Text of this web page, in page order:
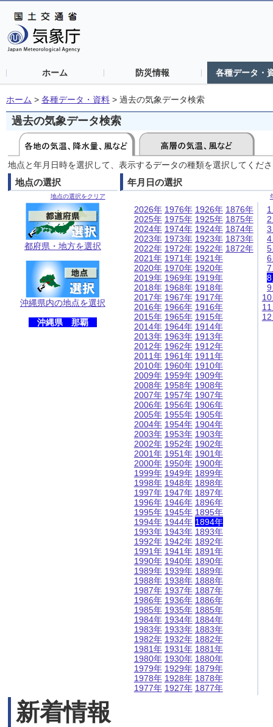
ホーム 防災情報 各種データ・
ホーム > 各種データ・資料 > 過去の気象データ検索
過去の気象データ検索
地点と年月日時を選択して、表示するデータの種類を選択してくだ
地点の選択
地点の選択をクリア
都府県・地方を選択
沖縄県内の地点を選択
沖縄県 那覇
年月日の選択
2026年
2025年
2024年
2023年
2022年
2021年
2020年
2019年
2018年
2017年
2016年
2015年
2014年
2013年
2012年
2011年
2010年
2009年
2008年
2007年
2006年
2005年
2004年
2003年
2002年
2001年
2000年
1999年
1998年
1997年
1996年
1995年
1994年
1993年
1992年
1991年
1990年
1989年
1988年
1987年
1986年
1985年
1984年
1983年
1982年
1981年
1980年
1979年
1978年
1977年
1976年
1975年
1974年
1973年
1972年
1971年
1970年
1969年
1968年
1967年
1966年
1965年
1964年
1963年
1962年
1961年
1960年
1959年
1958年
1957年
1956年
1955年
1954年
1953年
1952年
1951年
1950年
1949年
1948年
1947年
1946年
1945年
1944年
1943年
1942年
1941年
1940年
1939年
1938年
1937年
1936年
1935年
1934年
1933年
1932年
1931年
1930年
1929年
1928年
1927年
1926年
1925年
1924年
1923年
1922年
1921年
1920年
1919年
1918年
1917年
1916年
1915年
1914年
1913年
1912年
1911年
1910年
1909年
1908年
1907年
1906年
1905年
1904年
1903年
1902年
1901年
1900年
1899年
1898年
1897年
1896年
1895年
1894年
1893年
1892年
1891年
1890年
1889年
1888年
1887年
1886年
1885年
1884年
1883年
1882年
1881年
1880年
1879年
1878年
1877年
1876年
1875年
1874年
1873年
1872年
新着情報